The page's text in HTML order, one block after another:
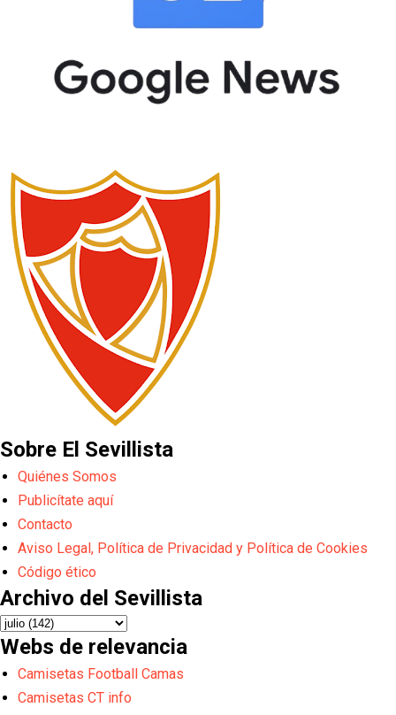
Sobre El Sevillista
Quiénes Somos
Publicítate aquí
Contacto
Aviso Legal, Política de Privacidad y Política de Cookies
Código ético
Archivo del Sevillista
Webs de relevancia
Camisetas Football Camas
Camisetas CT info